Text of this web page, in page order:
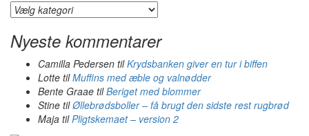
Find
rundt
på
farmen
Nyeste kommentarer
Camilla Pedersen tilKrydsbanken giver en tur i biffen
Lotte tilMuffins med æble og valnødder
Bente Graae tilBeriget med blommer
Stine tilØllebrødsboller – få brugt den sidste rest rugbrød
Maja tilPligtskemaet – version 2